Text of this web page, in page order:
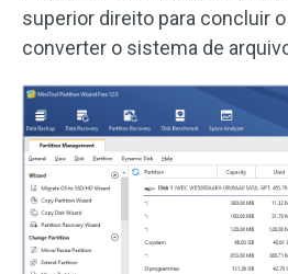
superior direito para concluir
converter o sistema de